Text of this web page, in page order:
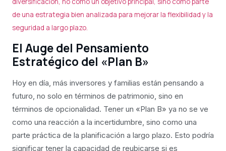
de una estrategia bien analizada para mejorar la flexibilidad y la
seguridad a largo plazo.
El Auge del Pensamiento
Estratégico del «Plan B»
Hoy en día, más inversores y familias están pensando a
futuro, no solo en términos de patrimonio, sino en
términos de opcionalidad. Tener un «Plan B» ya no se ve
como una reacción a la incertidumbre, sino como una
parte práctica de la planificación a largo plazo. Esto podría
significar tener la capacidad de reubicarse si es